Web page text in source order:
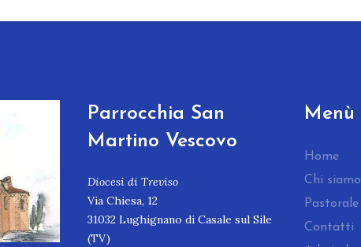
Parrocchia San
Martino Vescovo
Diocesi di Treviso
Via Chiesa, 12
31032 Lughignano di Casale sul Sile
(TV)
Menù
Home
Chi siamo
Pastorale
Contatti